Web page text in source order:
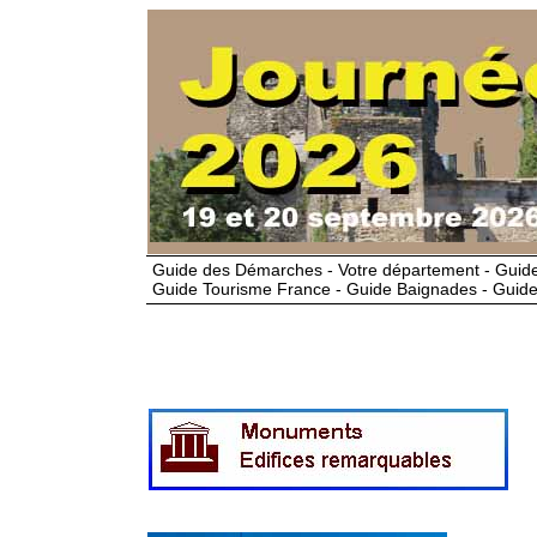
Guide des Démarches - Votre département -
Guide Tourisme France - Guide Baignades -